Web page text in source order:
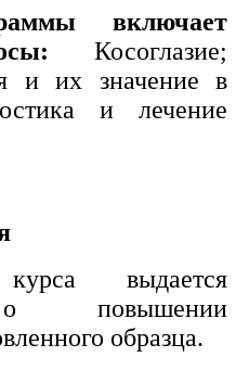
включает
Косоглазие;
и их значение в
и лечение
выдается
о повышении
образца.